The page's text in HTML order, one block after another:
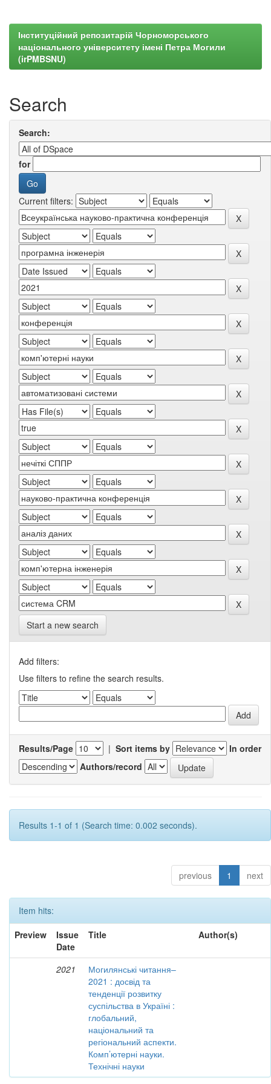
Інституційний репозитарій Чорноморського
національного університету імені Петра Могили
(irPMBSNU)
Search
Search:
for
Current filters:
Start a new search
Add filters:
Use filters to refine the search results.
Results/Page | Sort items by
In order
Authors/record
Results 1-1 of 1 (Search time: 0.002 seconds).
previous 1 next
Item hits:
Preview
Issue
Date
Title Author(s)
2021
Могилянські читання–
2021 : досвід та
тенденції розвитку
суспільства в Україні :
глобальний,
національний та
регіональний аспекти.
Комп’ютерні науки.
Технічні науки